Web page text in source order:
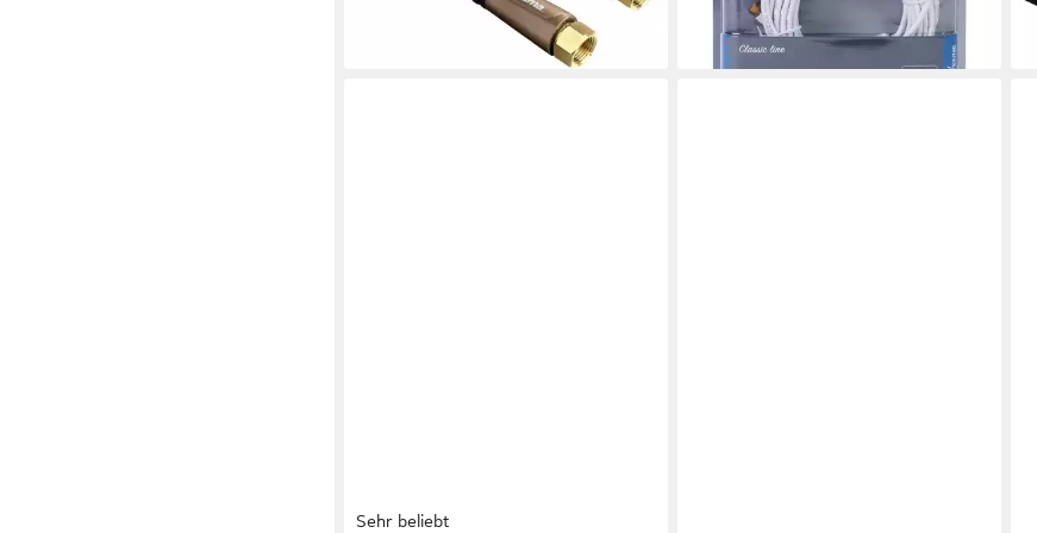
lieferbar - in 2-3 Werktagen bei dir lieferbar - in 2-3 Werktagen bei dir
Sehr beliebt